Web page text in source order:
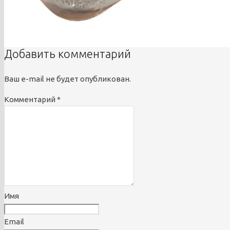
Добавить комментарий
Ваш e-mail не будет опубликован.
Комментарий *
Имя
Email